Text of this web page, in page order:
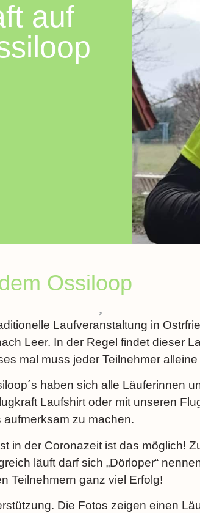
auf
Ossiloop
Laufveranstaltung in
Leer. In der Regel findet dieser
mal muss jeder Teilnehmer alleine
haben sich alle Läuferinnen
Laufshirt oder mit unseren
zu machen.
in der Coronazeit ist das möglich!
läuft darf sich „Dörloper“
Teilnehmern ganz viel Erfolg!
Die Fotos zeigen einen